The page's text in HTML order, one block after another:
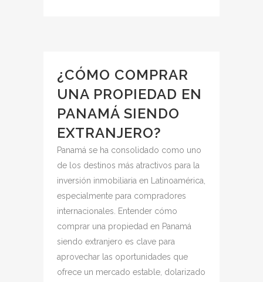
¿CÓMO COMPRAR
UNA PROPIEDAD EN
PANAMÁ SIENDO
EXTRANJERO?
Panamá se ha consolidado como uno
de los destinos más atractivos para la
inversión inmobiliaria en Latinoamérica,
especialmente para compradores
internacionales. Entender cómo
comprar una propiedad en Panamá
siendo extranjero es clave para
aprovechar las oportunidades que
ofrece un mercado estable, dolarizado